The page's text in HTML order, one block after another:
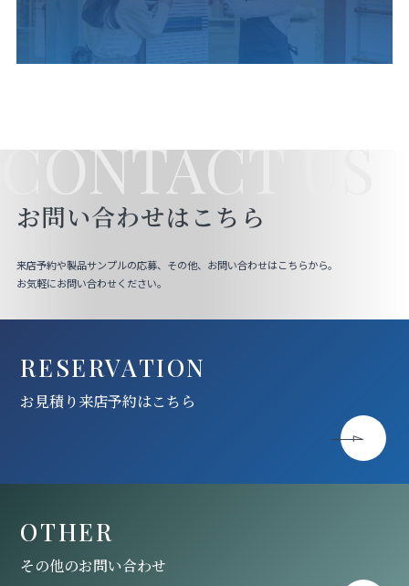
CONTACT US
お問い合わせはこちら
来店予約や製品サンプルの応募、その他、お問い合わせはこちらから。
お気軽にお問い合わせください。
RESERVATION
お見積り来店予約はこちら
OTHER
その他のお問い合わせ